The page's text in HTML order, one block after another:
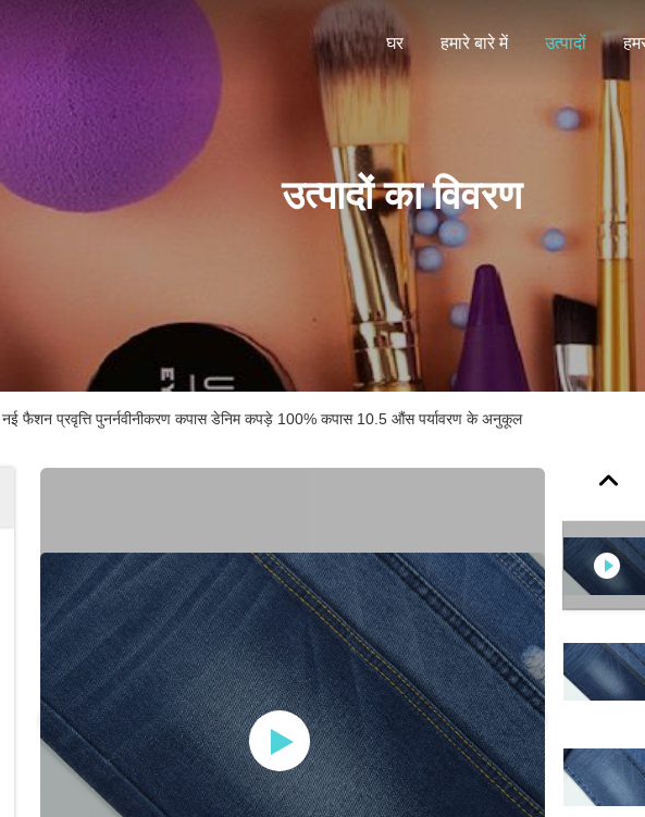
घर हमारे बारे में उत्पादों
उत्पादों का विवरण
नई फैशन प्रवृत्ति पुनर्नवीनीकरण कपास डेनिम कपड़े 100% कपास 10.5 औंस पर्यावरण के अनुकूल